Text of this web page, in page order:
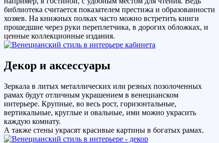
библиотека считается показателем престижа и образованности
хозяев. На книжных полках часто можно встретить книги
прошедшие через руки переплетчика, в дорогих обложках, и
ценные коллекционные издания.
Декор и аксессуары
Зеркала в литых металлических или резных позолоченных
рамах будут отличным украшением в венецианском
интерьере. Крупные, во весь рост, горизонтальные,
вертикальные, круглые и овальные, ими можно украсить
каждую комнату.
А также стены украсят красивые картины в богатых рамах.